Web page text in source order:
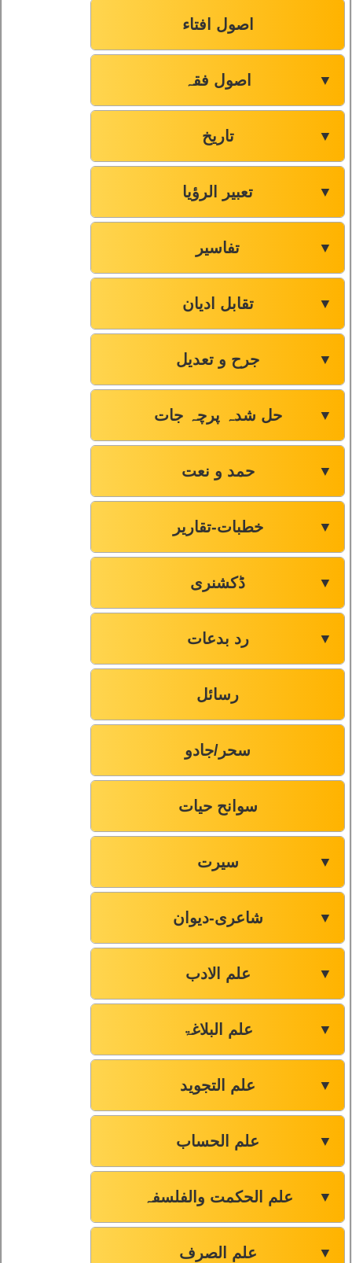
اصول افتاء
اصول فقہ ▼
تاریخ ▼
تعبیر الرؤیا ▼
تفاسیر ▼
تقابل ادیان ▼
جرح و تعدیل ▼
حل شدہ پرچہ جات ▼
حمد و نعت ▼
خطبات-تقاریر ▼
ڈکشنری ▼
رد بدعات ▼
رسائل
سحر/جادو
سوانح حیات
سیرت ▼
شاعری-دیوان ▼
علم الادب ▼
علم البلاغۃ ▼
علم التجوید ▼
علم الحساب ▼
علم الحکمت والفلسفہ ▼
علم الصرف ▼